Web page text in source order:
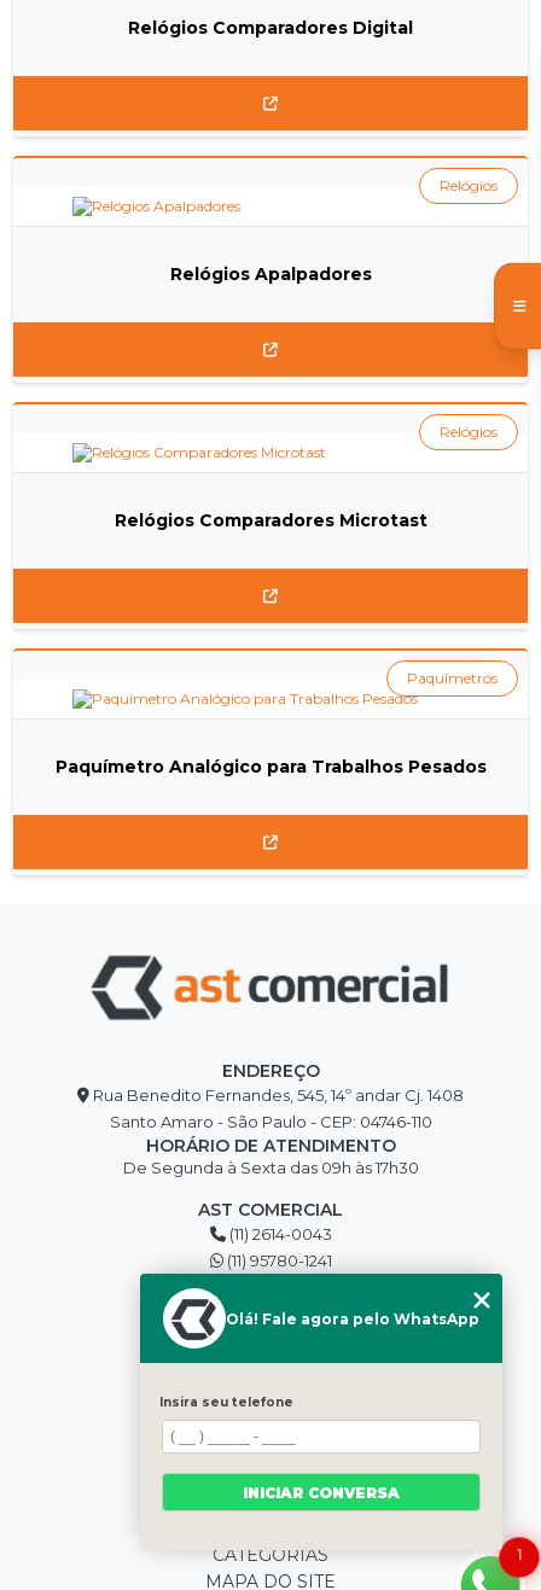
Relógios Comparadores Digital
Relógios Apalpadores
Relógios
Relógios Comparadores Microtast
Relógios
Paquímetro Analógico para Trabalhos Pesados
Paquímetros
ENDEREÇO
Rua Benedito Fernandes, 545, 14º andar Cj. 1408
Santo Amaro - São Paulo - CEP: 04746-110
HORÁRIO DE ATENDIMENTO
De Segunda à Sexta das 09h às 17h30
AST COMERCIAL
(11) 2614-0043
(11) 95780-1241
edilson@asttools.com.br
SIGA-NOS
MENU
HOME
QUEM SOMOS
BLOG
PRODUTOS
CATEGORIAS
MAPA DO SITE
1
Olá! Fale agora pelo WhatsApp
Insira seu telefone
INICIAR CONVERSA